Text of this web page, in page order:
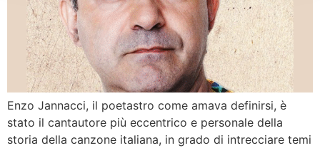
Enzo Jannacci, il poetastro come amava definirsi, è
stato il cantautore più eccentrico e personale della
storia della canzone italiana, in grado di intrecciare temi